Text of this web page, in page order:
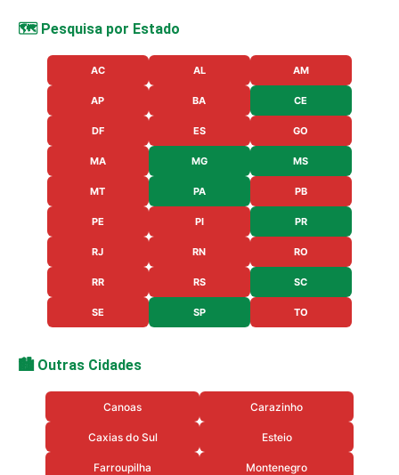
🗺️ Pesquisa por Estado
AC AL AM
AP BA CE
DF ES GO
MA MG MS
MT PA PB
PE PI PR
RJ RN RO
RR RS SC
SE SP TO
🏙️ Outras Cidades
Canoas Carazinho
Caxias do Sul Esteio
Farroupilha Montenegro